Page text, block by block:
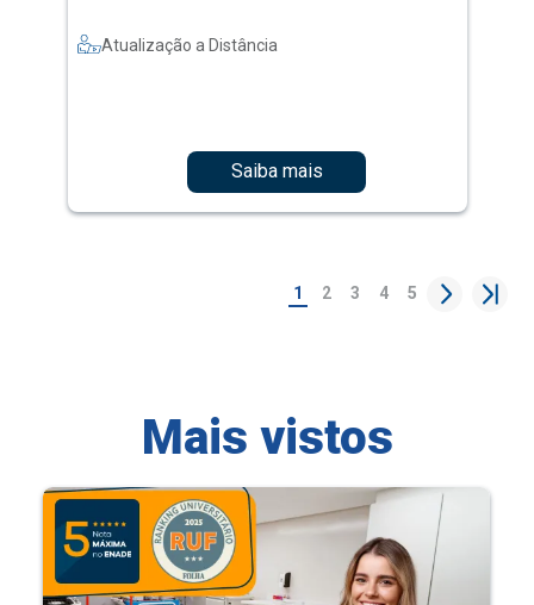
Atualização a Distância
Saiba mais
1 2 3 4 5
Mais vistos